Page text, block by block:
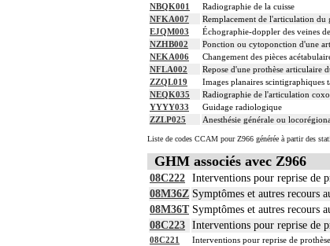
NBQK001
Radiographie de la cuisse
NFKA007
Remplacement de l'articulation
EJQM003
Échographie-doppler des veines
NZHB002
Ponction ou cytoponction d'une
NEKA006
Changement des pièces
NFLA002
Repose d'une prothèse articulaire
ZZQL019
Images planaires scintigraphiques
NEQK035
Radiographie de l'articulation
YYYY033
Guidage radiologique
ZZLP025
Anesthésie générale ou
Liste de codes CCAM pour Z966 générée à partir des
GHM associés avec Z966
08C222 Interventions pour reprise de
08M36Z Symptômes et autres recours
08M36T Symptômes et autres recours
08C223 Interventions pour reprise de
08C221
Interventions pour reprise de